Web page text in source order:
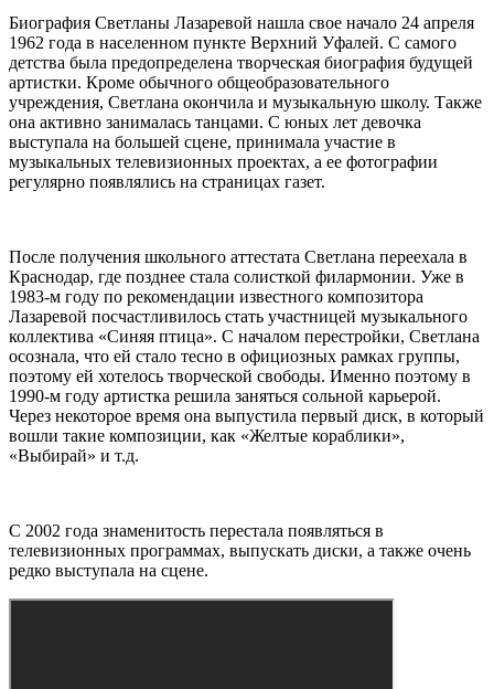
Биография Светланы Лазаревой нашла свое начало 24 апреля
1962 года в населенном пункте Верхний Уфалей. С самого
детства была предопределена творческая биография будущей
артистки. Кроме обычного общеобразовательного
учреждения, Светлана окончила и музыкальную школу. Также
она активно занималась танцами. С юных лет девочка
выступала на большей сцене, принимала участие в
музыкальных телевизионных проектах, а ее фотографии
регулярно появлялись на страницах газет.
После получения школьного аттестата Светлана переехала в
Краснодар, где позднее стала солисткой филармонии. Уже в
1983-м году по рекомендации известного композитора
Лазаревой посчастливилось стать участницей музыкального
коллектива «Синяя птица». С началом перестройки, Светлана
осознала, что ей стало тесно в официозных рамках группы,
поэтому ей хотелось творческой свободы. Именно поэтому в
1990-м году артистка решила заняться сольной карьерой.
Через некоторое время она выпустила первый диск, в который
вошли такие композиции, как «Желтые кораблики»,
«Выбирай» и т.д.
С 2002 года знаменитость перестала появляться в
телевизионных программах, выпускать диски, а также очень
редко выступала на сцене.